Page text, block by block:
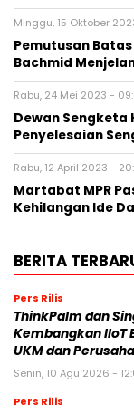
Minggu, 15 Oktober
Pemutusan
Bachmid
Rabu, 24 Mei 2023 -
Dewan
Penyelesaian
Rabu, 12 April 2023 -
Martabat MPR
Kehilangan Ide
BERITA
Pers Rilis
ThinkPalm dan
Kembangkan IIoT
UKM dan
Senin, 10 Agu 2026 -
Pers Rilis